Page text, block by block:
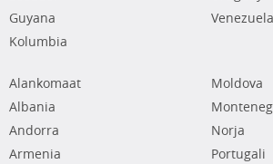
Guyana
Kolumbia
Venezuela
Alankomaat
Albania
Andorra
Armenia
Moldova
Norja
Portugali